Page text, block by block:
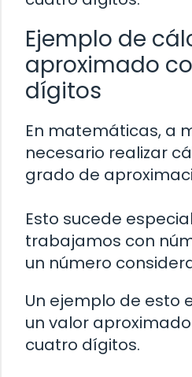
Ejemplo de
aproximado
dígitos
En matemáticas, a
necesario realizar
grado de
Esto sucede
trabajamos con
un número
Un ejemplo de esto
un valor
cuatro dígitos.